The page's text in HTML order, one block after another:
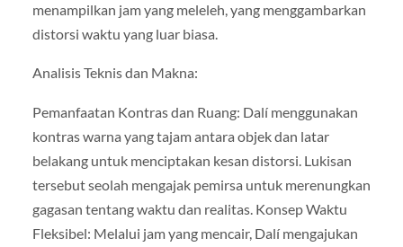
menampilkan jam yang meleleh, yang menggambarkan
distorsi waktu yang luar biasa.
Analisis Teknis dan Makna:
Pemanfaatan Kontras dan Ruang: Dalí menggunakan
kontras warna yang tajam antara objek dan latar
belakang untuk menciptakan kesan distorsi. Lukisan
tersebut seolah mengajak pemirsa untuk merenungkan
gagasan tentang waktu dan realitas. Konsep Waktu
Fleksibel: Melalui jam yang mencair, Dalí mengajukan